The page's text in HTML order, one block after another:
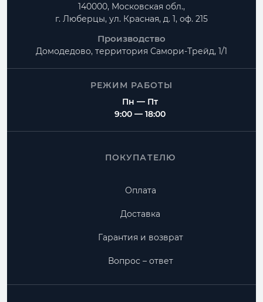
140000, Московская обл.,
г. Люберцы, ул. Красная, д. 1, оф. 215
Производство
Домодедово, территория Самори-Трейд, 1/1
РЕЖИМ РАБОТЫ
Пн — Пт
9:00 — 18:00
ПОКУПАТЕЛЮ
Оплата
Доставка
Гарантия и возврат
Вопрос – ответ